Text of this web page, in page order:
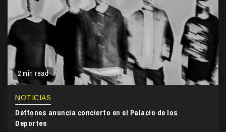
2 min read
NOTICIAS
Deftones anuncia concierto en el Palacio de los
Deportes